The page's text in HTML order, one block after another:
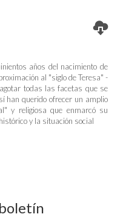
años del nacimiento de
al "siglo de Teresa" -
todas las facetas que se
han querido ofrecer un amplio
y religiosa que enmarcó su
y la situación social